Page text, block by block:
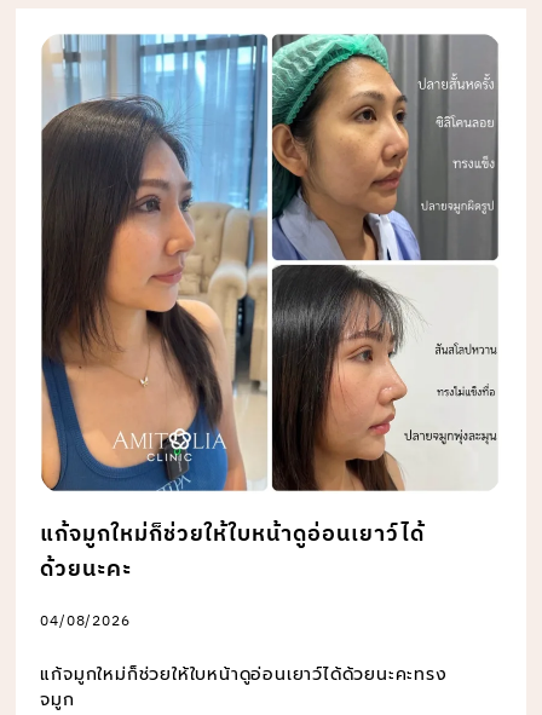
แก้จมูกใหม่ก็ช่วยให้ใบหน้าดูอ่อนเยาว์ได้
ด้วยนะคะ
04/08/2026
แก้จมูกใหม่ก็ช่วยให้ใบหน้าดูอ่อนเยาว์ได้ด้วยนะคะทรง
จมูก